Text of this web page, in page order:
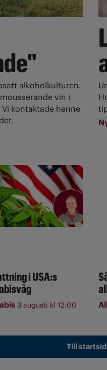
alkoholkulturen.
vin i
kontaktade henne
i USA:s
3 augusti kl 12:00
Till